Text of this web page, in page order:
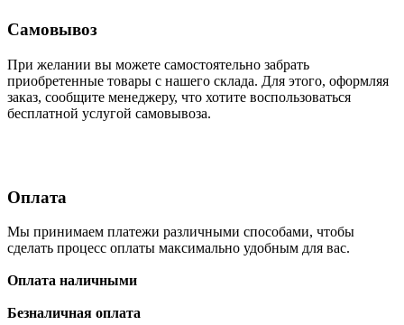
Самовывоз
При желании вы можете самостоятельно забрать
приобретенные товары с нашего склада. Для этого, оформляя
заказ, сообщите менеджеру, что хотите воспользоваться
бесплатной услугой самовывоза.
Оплата
Мы принимаем платежи различными способами, чтобы
сделать процесс оплаты максимально удобным для вас.
Оплата наличными
Безналичная оплата